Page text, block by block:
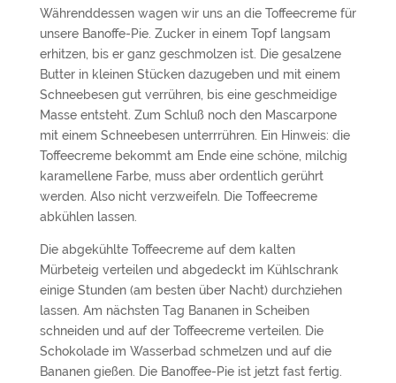
Währenddessen wagen wir uns an die Toffeecreme für
unsere Banoffe-Pie. Zucker in einem Topf langsam
erhitzen, bis er ganz geschmolzen ist. Die gesalzene
Butter in kleinen Stücken dazugeben und mit einem
Schneebesen gut verrühren, bis eine geschmeidige
Masse entsteht. Zum Schluß noch den Mascarpone
mit einem Schneebesen unterrrühren. Ein Hinweis: die
Toffeecreme bekommt am Ende eine schöne, milchig
karamellene Farbe, muss aber ordentlich gerührt
werden. Also nicht verzweifeln. Die Toffeecreme
abkühlen lassen.
Die abgekühlte Toffeecreme auf dem kalten
Mürbeteig verteilen und abgedeckt im Kühlschrank
einige Stunden (am besten über Nacht) durchziehen
lassen. Am nächsten Tag Bananen in Scheiben
schneiden und auf der Toffeecreme verteilen. Die
Schokolade im Wasserbad schmelzen und auf die
Bananen gießen. Die Banoffee-Pie ist jetzt fast fertig.